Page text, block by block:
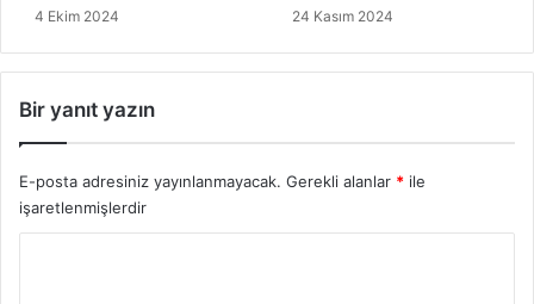
4 Ekim 2024 24 Kasım 2024
Bir yanıt yazın
E-posta adresiniz yayınlanmayacak. Gerekli alanlar * ile
işaretlenmişlerdir